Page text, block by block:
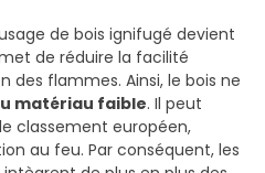
de bois ignifugé devient
de réduire la facilité
des flammes. Ainsi, le bois ne
matériau faible. Il peut
classement européen,
au feu. Par conséquent, les